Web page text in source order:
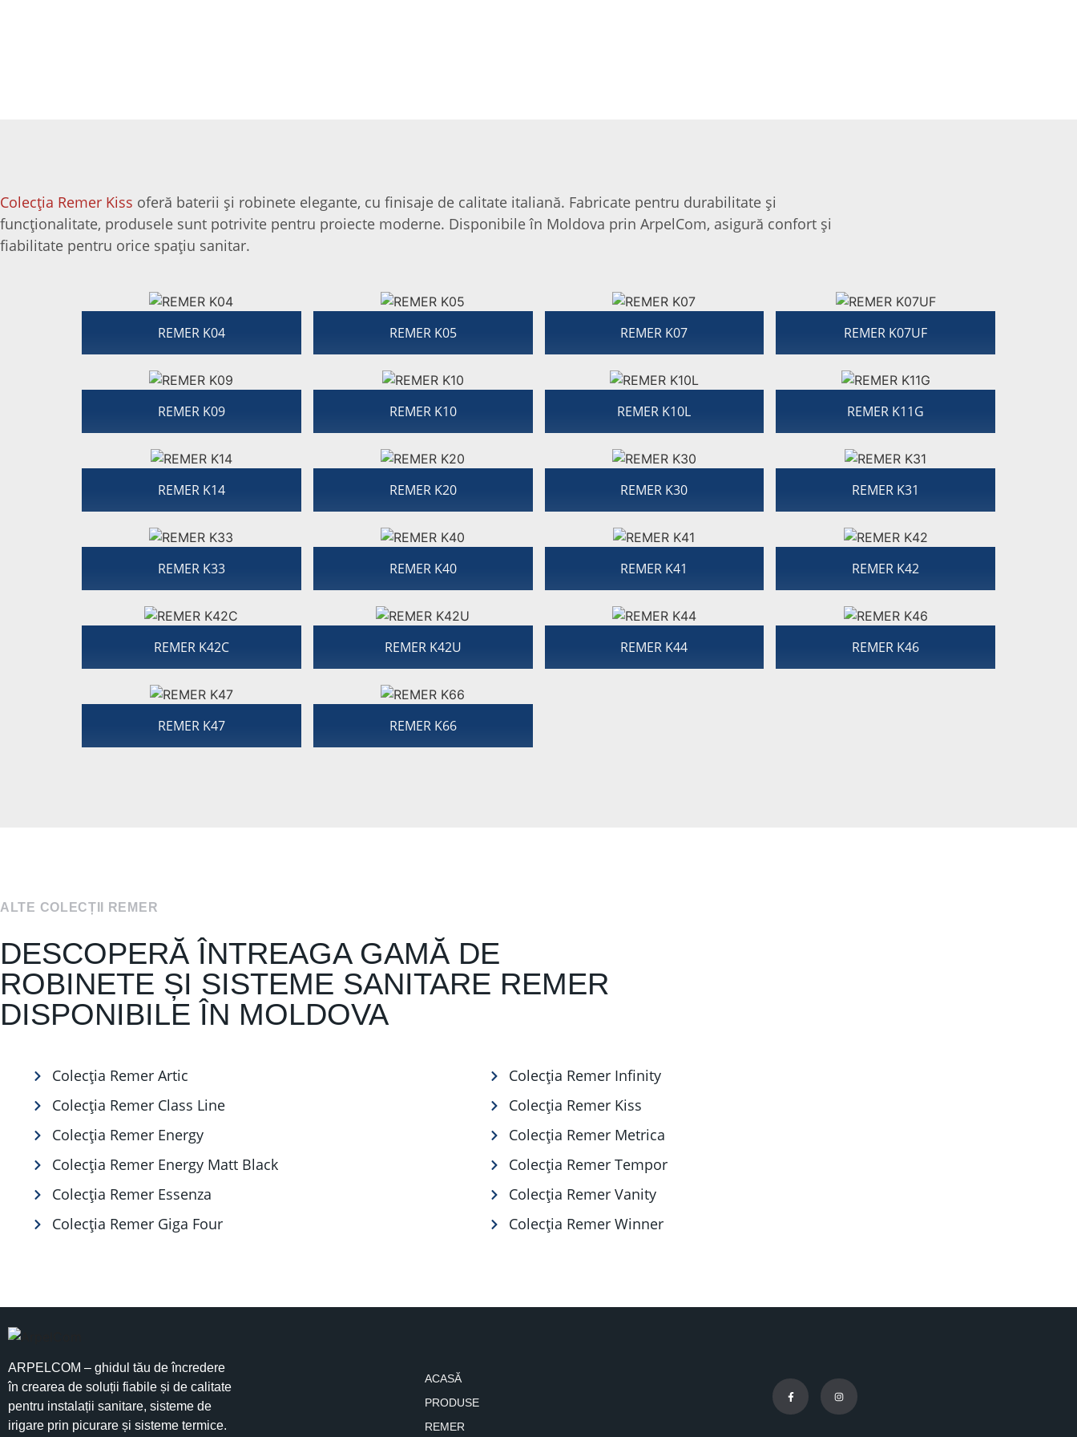
Colecția Remer Kiss oferă baterii și robinete elegante, cu finisaje de calitate italiană. Fabricate pentru durabilitate și
funcționalitate, produsele sunt potrivite pentru proiecte moderne. Disponibile în Moldova prin ArpelCom, asigură confort și
fiabilitate pentru orice spațiu sanitar.
REMER K04 REMER K05 REMER K07 REMER K07UF
REMER K09 REMER K10 REMER K10L REMER K11G
REMER K14 REMER K20 REMER K30 REMER K31
REMER K33 REMER K40 REMER K41 REMER K42
REMER K42C REMER K42U REMER K44 REMER K46
REMER K47 REMER K66
ALTE COLECȚII REMER
DESCOPERĂ ÎNTREAGA GAMĂ DE
ROBINETE ȘI SISTEME SANITARE REMER
DISPONIBILE ÎN MOLDOVA
Colecția Remer Artic
Colecția Remer Class Line
Colecția Remer Energy
Colecția Remer Energy Matt Black
Colecția Remer Essenza
Colecția Remer Giga Four
Colecția Remer Infinity
Colecția Remer Kiss
Colecția Remer Metrica
Colecția Remer Tempor
Colecția Remer Vanity
Colecția Remer Winner
ARPELCOM – ghidul tău de încredere
în crearea de soluții fiabile și de calitate
pentru instalații sanitare, sisteme de
irigare prin picurare și sisteme termice.
ACASĂ
PRODUSE
REMER